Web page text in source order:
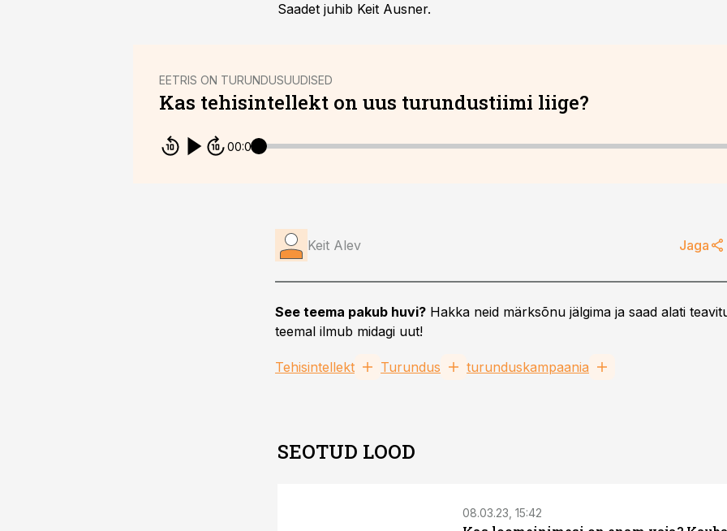
Saadet juhib Keit Ausner.
EETRIS ON TURUNDUSUUDISED
Kas tehisintellekt on uus turundustiimi liige?
00:00
Keit Alev Jaga
See teema pakub huvi? Hakka neid märksõnu jälgima ja saad alati
teemal ilmub midagi uut!
Tehisintellekt Turundus turunduskampaania
SEOTUD LOOD
08.03.23, 15:42